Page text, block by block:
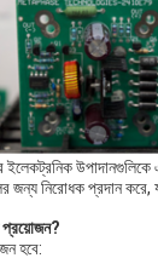
উপাদানগুলিকে
নিরোধক প্রদান করে,
প্রয়োজন?
হবে: